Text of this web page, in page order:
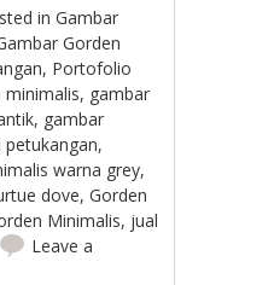
inGambar
Gorden
, Portofolio
minimalis, gambar
, gambar
,
warna grey,
dove,Gorden
Minimalis, jual
Leave a